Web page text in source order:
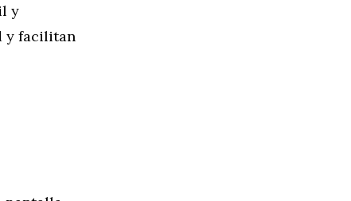
y
y facilitan